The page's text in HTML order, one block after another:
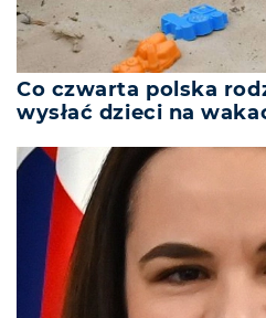
Co czwarta polska
wysłać dzieci na